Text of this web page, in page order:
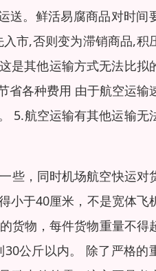
送。鲜活易腐商品对时间
市,否则变为滞销商品,积
是其他运输方式无法比拟
省各种费用 由于航空运输
5.航空运输有其他运输无
些，同时机场航空快运对
小于40厘米，不是宽体飞
货物，每件货物重量不得
公斤以内。 除了严格的